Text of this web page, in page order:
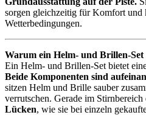
sorgen gleichzeitig für Komfort und
Wetterbedingungen.
Warum ein Helm- und Brillen-Set
Ein Helm- und Brillen-Set bietet
Beide Komponenten sind
sitzen Helm und Brille sauber
verrutschen. Gerade im Stirnbereich
Lücken, wie sie bei einzeln